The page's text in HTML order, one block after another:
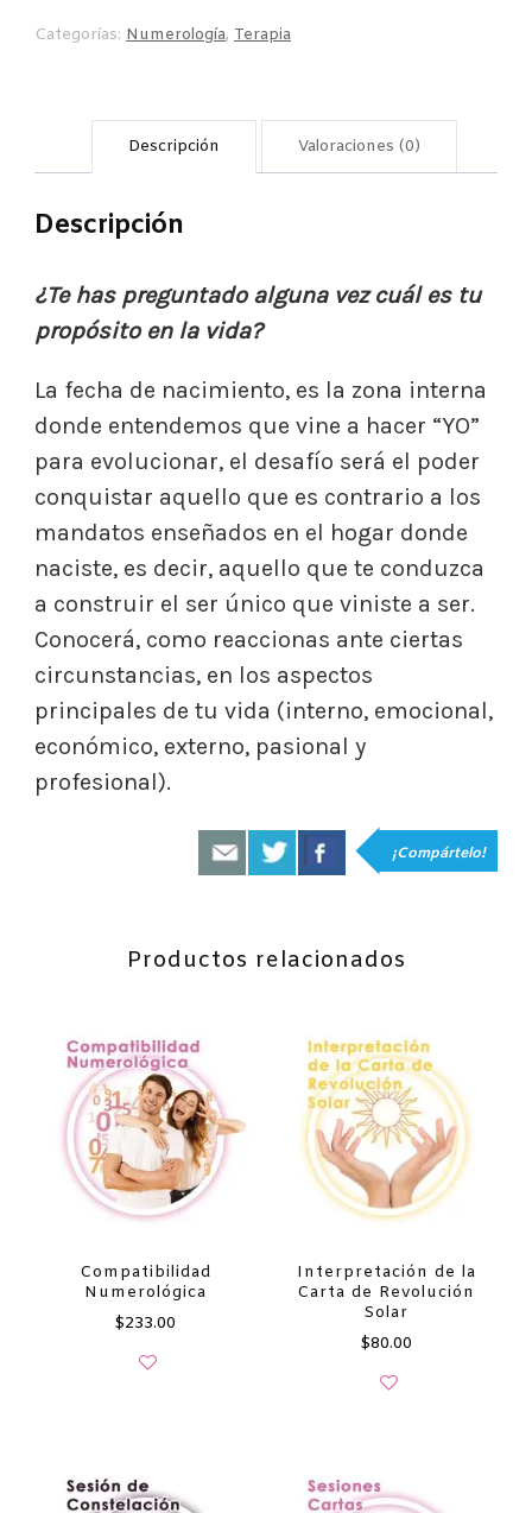
cantidad
Categorías: Numerología, Terapia
Descripción Valoraciones (0)
Descripción
¿Te has preguntado alguna vez cuál es tu
propósito en la vida?
La fecha de nacimiento, es la zona interna
donde entendemos que vine a hacer “YO”
para evolucionar, el desafío será el poder
conquistar aquello que es contrario a los
mandatos enseñados en el hogar donde
naciste, es decir, aquello que te conduzca
a construir el ser único que viniste a ser.
Conocerá, como reaccionas ante ciertas
circunstancias, en los aspectos
principales de tu vida (interno, emocional,
económico, externo, pasional y
profesional).
¡Compártelo!
Productos relacionados
Compatibilidad
Numerológica
$233.00
Interpretación de la
Carta de Revolución
Solar
$80.00